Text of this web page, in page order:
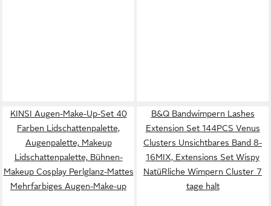
KINSI Augen-Make-Up-Set 40
Farben Lidschattenpalette,
Augenpalette, Makeup
Lidschattenpalette, Bühnen-
Makeup Cosplay Perlglanz-Mattes
Mehrfarbiges Augen-Make-up
B&Q Bandwimpern Lashes
Extension Set 144PCS Venus
Clusters Unsichtbares Band 8-
16MIX, Extensions Set Wispy
NatüRliche Wimpern Cluster 7
tage halt